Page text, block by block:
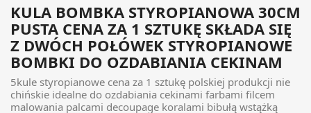
KULA BOMBKA STYROPIANOWA 30CM
PUSTA CENA ZA 1 SZTUKĘ SKŁADA SIĘ
Z DWÓCH POŁÓWEK STYROPIANOWE
BOMBKI DO OZDABIANIA CEKINAM
5kule styropianowe cena za 1 sztukę polskiej produkcji nie
chińskie idealne do ozdabiania cekinami farbami filcem
malowania palcami decoupage koralami bibułą wstążką